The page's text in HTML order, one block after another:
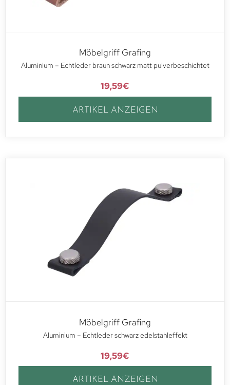
Möbelgriff Grafing
Aluminium – Echtleder braun schwarz matt pulverbeschichtet
19,59€
ARTIKEL ANZEIGEN
Möbelgriff Grafing
Aluminium – Echtleder schwarz edelstahleffekt
19,59€
ARTIKEL ANZEIGEN